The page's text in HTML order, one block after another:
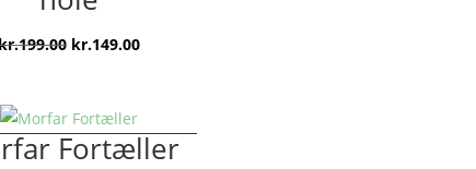
199.00 Den
var:
kr.199.00.
kr.149.00Den
er:
kr.149.00.
Fortæller